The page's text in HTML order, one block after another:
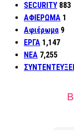
SECURITY 883
ΑΦΙΕΡΩΜΑ 1
Αφιέρωμα 9
ΕΡΓΑ 1,147
ΝΕΑ 7,255